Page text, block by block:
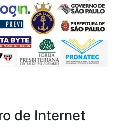
de Internet